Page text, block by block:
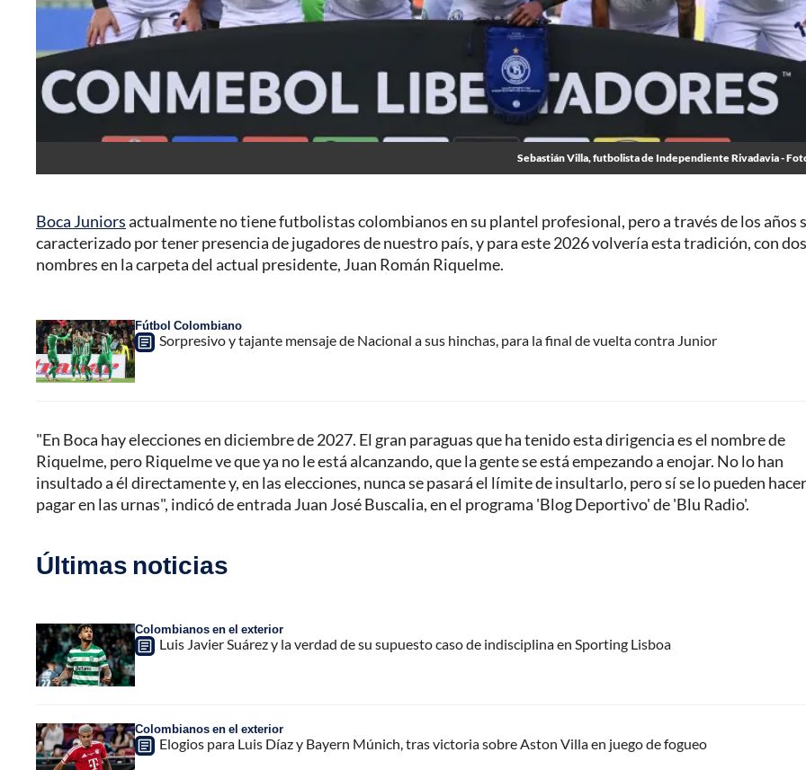
Sebastián Villa, futbolista de Independiente Rivadavia -
Boca Juniorsactualmente no tiene futbolistas colombianos en su plantel profesional, pero a través de los años
caracterizado por tener presencia de jugadores de nuestro país, y para este 2026 volvería esta tradición, con dos
nombres en la carpeta del actual presidente, Juan Román Riquelme.
Fútbol Colombiano
Sorpresivo y tajante mensaje de Nacional a sus hinchas, para la final de vuelta contra Junior
"En Boca hay elecciones en diciembre de 2027. El gran paraguas que ha tenido esta dirigencia es el nombre de
Riquelme, pero Riquelme ve que ya no le está alcanzando, que la gente se está empezando a enojar. No lo han
insultado a él directamente y, en las elecciones, nunca se pasará el límite de insultarlo, pero sí se lo pueden hacer
pagar en las urnas", indicó de entrada Juan José Buscalia, en el programa 'Blog Deportivo' de 'Blu Radio'.
Últimas noticias
Colombianos en el exterior
Luis Javier Suárez y la verdad de su supuesto caso de indisciplina en Sporting Lisboa
Colombianos en el exterior
Elogios para Luis Díaz y Bayern Múnich, tras victoria sobre Aston Villa en juego de fogueo